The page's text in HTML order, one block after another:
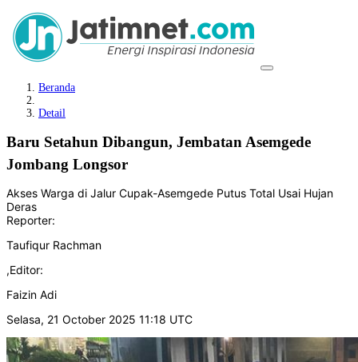
Beranda
Detail
Baru Setahun Dibangun, Jembatan Asemgede
Jombang Longsor
Akses Warga di Jalur Cupak-Asemgede Putus Total Usai Hujan
Deras
Reporter:
Taufiqur Rachman
,Editor:
Faizin Adi
Selasa, 21 October 2025 11:18 UTC